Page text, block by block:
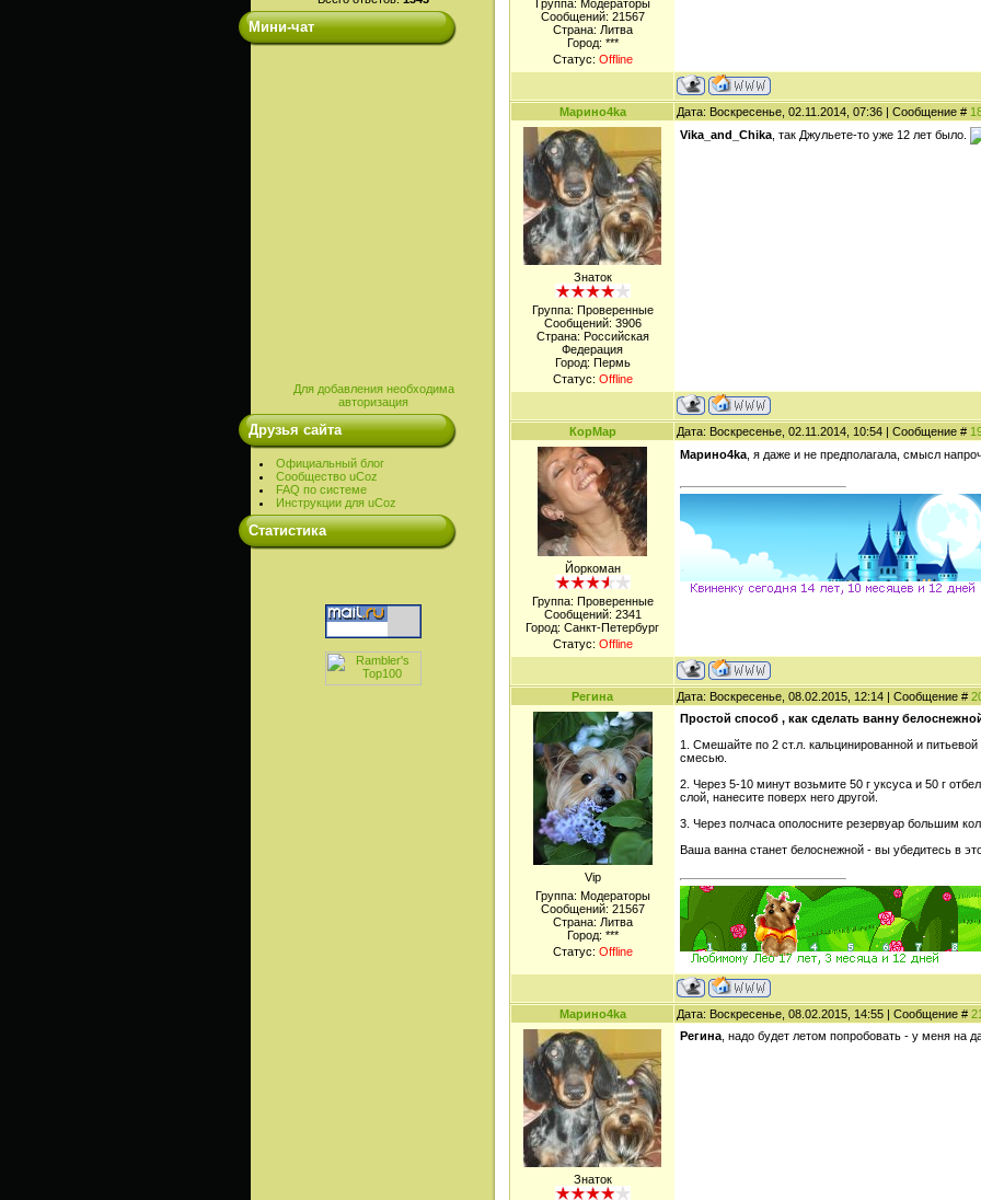
Мини-чат
Для добавления необходима
авторизация
Друзья сайта
Официальный блог
Сообщество uCoz
FAQ по системе
Инструкции для uCoz
Cтатистика
Группа: Модераторы
Сообщений: 21567
Страна: Литва
Город: ***
Статус: Offline
Марино4kа Дата: Воскресенье, 02.11.2014, 07:36 | Сообщение #
Знаток
Группа: Проверенные
Сообщений: 3906
Страна: Российская
Федерация
Город: Пермь
Статус: Offline
Vika_and_Chika , так Джульете-то уже 12 лет было.
КорМар Дата: Воскресенье, 02.11.2014, 10:54 | Сообщение #
Йоркоман
Группа: Проверенные
Сообщений: 2341
Город: Санкт-Петербург
Статус: Offline
Марино4kа , я даже и не предполагала, смысл
Регина Дата: Воскресенье, 08.02.2015, 12:14 | Сообщение #
Viр
Группа: Модераторы
Сообщений: 21567
Страна: Литва
Город: ***
Статус: Offline
Простой способ , как сделать ванну
1. Смешайте по 2 ст.л. кальцинированной и
смесью.
2. Через 5-10 минут возьмите 50 г уксуса и 50 г
слой, нанесите поверх него другой.
3. Через полчаса ополосните резервуар большим
Ваша ванна станет белоснежной - вы убедитесь в
Марино4kа Дата: Воскресенье, 08.02.2015, 14:55 | Сообщение #
Знаток
Регина , надо будет летом попробовать - у меня на